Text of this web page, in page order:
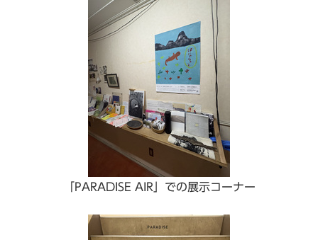
「PARADISE AIR」での展示コーナー